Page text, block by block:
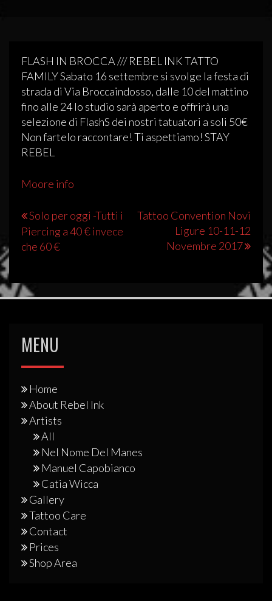
FLASH IN BROCCA /// REBEL INK TATTO
FAMILY Sabato 16 settembre si svolge la festa di
strada di Via Broccaindosso, dalle 10 del mattino
fino alle 24 lo studio sarà aperto e offrirà una
selezione di FlashS dei nostri tatuatori a soli 50€
Non fartelo raccontare! Ti aspettiamo! STAY
REBEL
Moore info
Navigazione
articoli
Solo per oggi -Tutti i
Piercing a 40 € invece
che 60 €
Tattoo Convention Novi
Ligure 10-11-12
Novembre 2017
MENU
Home
About Rebel Ink
Artists
All
Nel Nome Del Manes
Manuel Capobianco
Catia Wicca
Gallery
Tattoo Care
Contact
Prices
Shop Area